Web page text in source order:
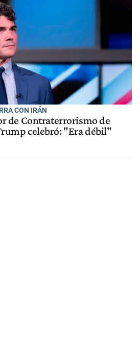
CON IRÁN
de Contraterrorismo de
celebró: "Era débil"